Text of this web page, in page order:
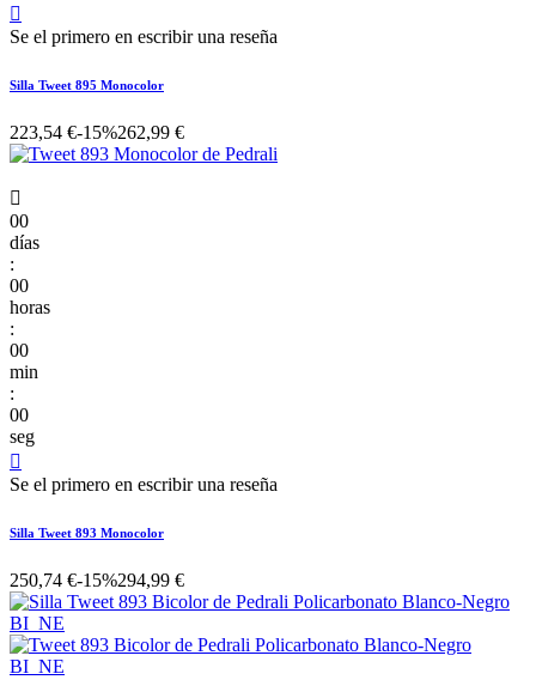

Se el primero en escribir una reseña
Silla Tweet 895 Monocolor
223,54 €-15%262,99 €

00
días
:
00
horas
:
00
min
:
00
seg

Se el primero en escribir una reseña
Silla Tweet 893 Monocolor
250,74 €-15%294,99 €